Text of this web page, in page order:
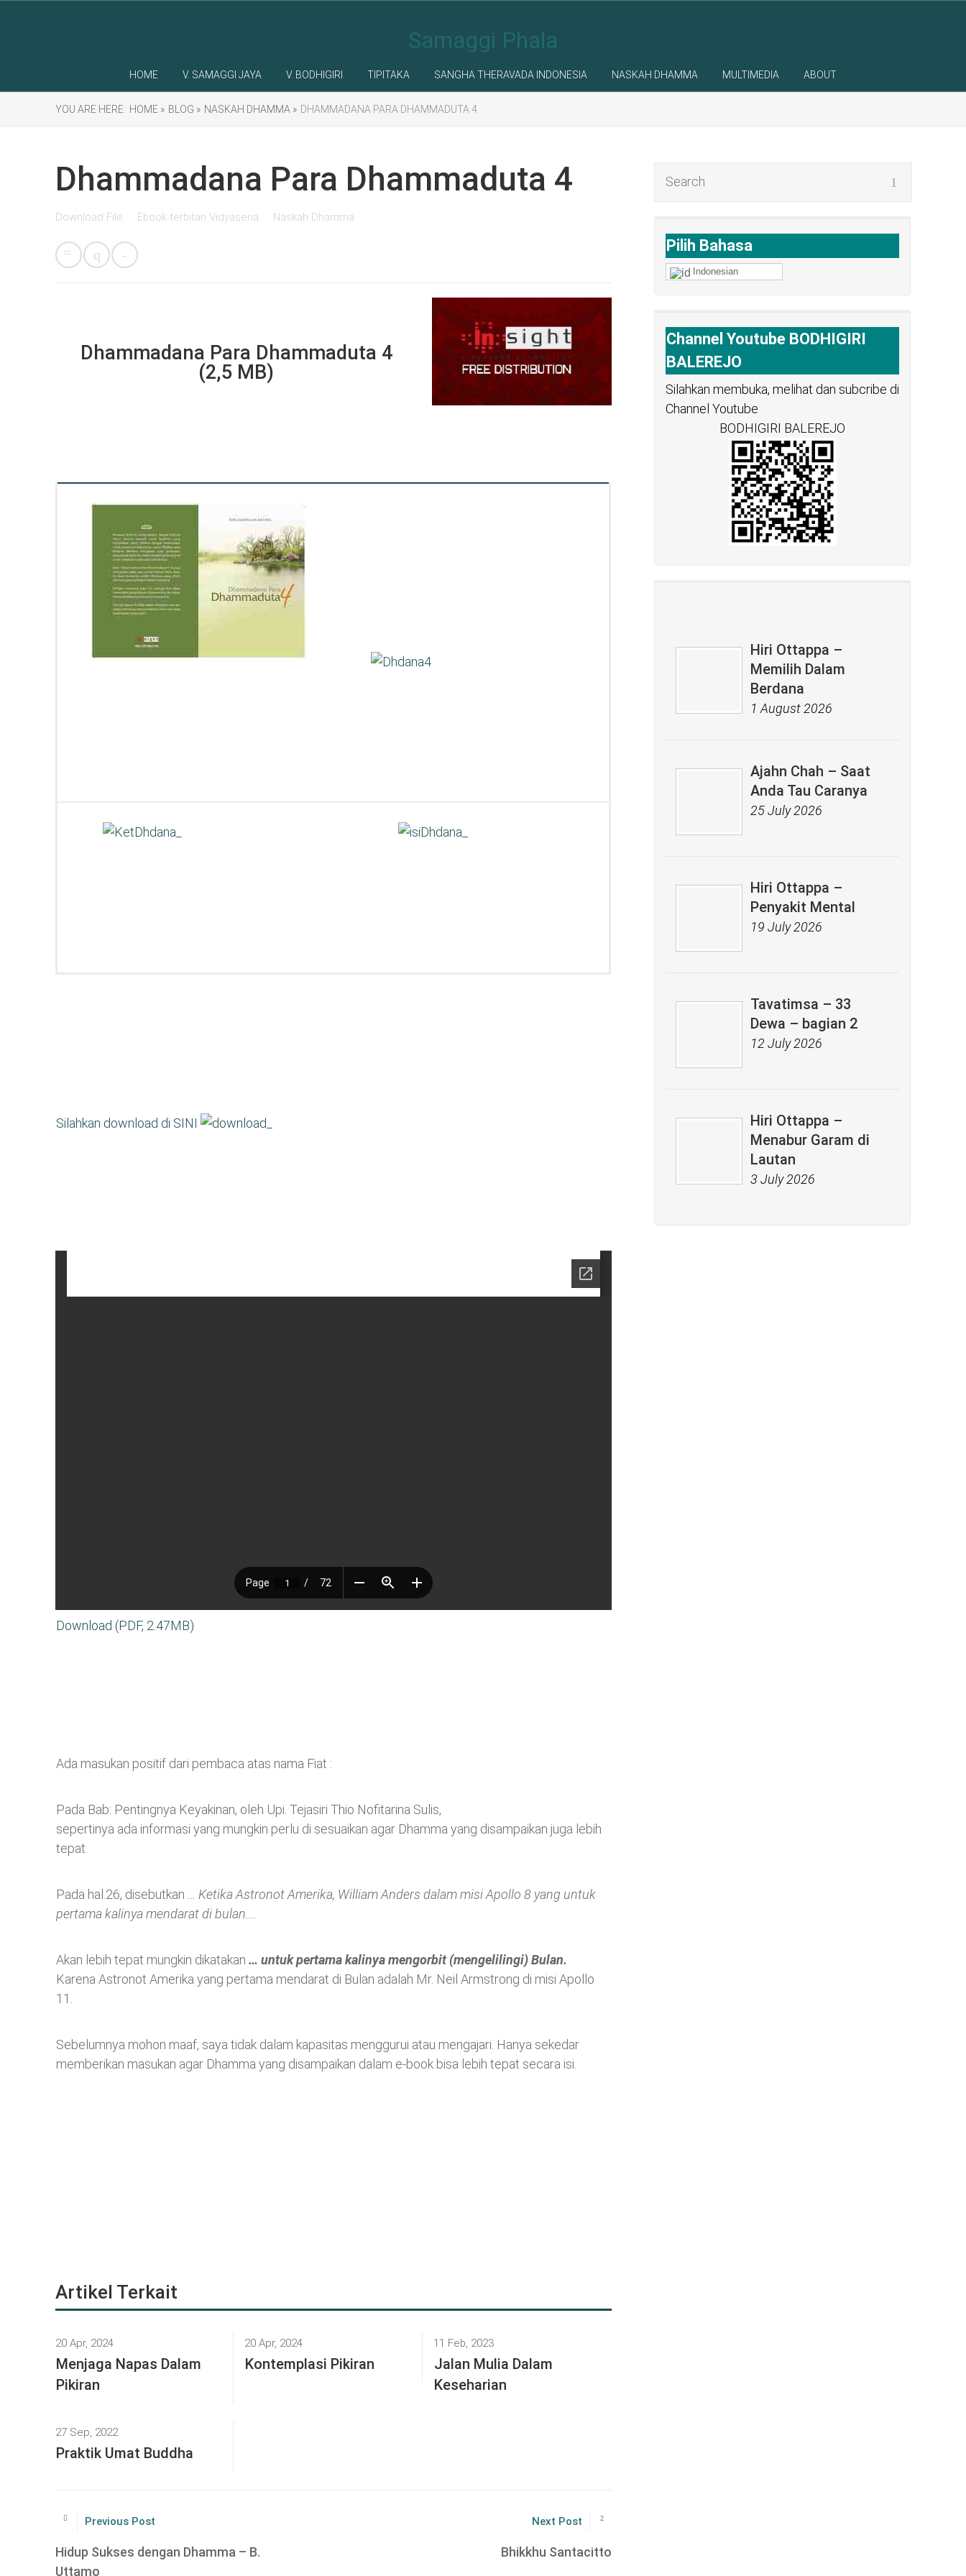
Samaggi Phala
HOME V. SAMAGGI JAYA V. BODHIGIRI TIPITAKA SANGHA THERAVADA INDONESIA NASKAH DHAMMA MULTIMEDIA ABOUT
YOU ARE HERE: HOME » BLOG » NASKAH DHAMMA » DHAMMADANA PARA DHAMMADUTA 4
Pilih Bahasa
Indonesian
Channel Youtube BODHIGIRI
BALEREJO
Silahkan membuka, melihat dan subcribe di
Channel Youtube
BODHIGIRI BALEREJO
Hiri Ottappa –
Memilih Dalam
Berdana
1 August 2026
Ajahn Chah – Saat
Anda Tau Caranya
25 July 2026
Hiri Ottappa –
Penyakit Mental
19 July 2026
Tavatimsa – 33
Dewa – bagian 2
12 July 2026
Hiri Ottappa –
Menabur Garam di
Lautan
3 July 2026
Dhammadana Para Dhammaduta 4
Download File Ebook terbitan Vidyasena Naskah Dhamma
Dhammadana Para Dhammaduta 4
(2,5 MB)
Silahkan download di SINI
Download (PDF, 2.47MB)
Ada masukan positif dari pembaca atas nama Fiat :
Pada Bab: Pentingnya Keyakinan, oleh Upi. Tejasiri Thio Nofitarina Sulis,
sepertinya ada informasi yang mungkin perlu di sesuaikan agar Dhamma yang disampaikan juga lebih
tepat.
Pada hal.26, disebutkan
… Ketika Astronot Amerika, William Anders dalam misi Apollo 8 yang untuk
pertama kalinya mendarat di bulan….
Akan lebih tepat mungkin dikatakan … untuk pertama kalinya mengorbit (mengelilingi) Bulan.
Karena Astronot Amerika yang pertama mendarat di Bulan adalah Mr. Neil Armstrong di misi Apollo
11.
Sebelumnya mohon maaf, saya tidak dalam kapasitas menggurui atau mengajari. Hanya sekedar
memberikan masukan agar Dhamma yang disampaikan dalam e-book bisa lebih tepat secara isi.
Artikel Terkait
20 Apr, 2024
Menjaga Napas Dalam
Pikiran
20 Apr, 2024
Kontemplasi Pikiran
11 Feb, 2023
Jalan Mulia Dalam
Keseharian
27 Sep, 2022
Praktik Umat Buddha
Previous Post
Hidup Sukses dengan Dhamma – B.
Uttamo
Next Post
Bhikkhu Santacitto